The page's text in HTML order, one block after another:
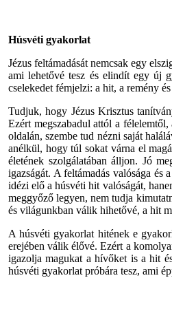
Húsvéti gyakorlat
Jézus feltámadását nemcsak egy
ami lehetővé tesz és elindít egy új
cselekedet fémjelzi: a hit, a remény és
Tudjuk, hogy Jézus Krisztus
Ezért megszabadul attól a
oldalán, szembe tud nézni saját
anélkül, hogy túl sokat várna el
életének szolgálatában álljon. Jó
igazságát. A feltámadás valósága
idézi elő a húsvéti hit valóságát,
meggyőző legyen, nem tudja
és világunkban válik hihetővé, a hit
A húsvéti gyakorlat hitének e
erejében válik élővé. Ezért a
igazolja magukat a hívőket is a hit
húsvéti gyakorlat próbára tesz, ami